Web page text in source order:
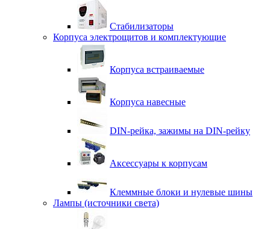
Стабилизаторы
Корпуса электрощитов и комплектующие
Корпуса встраиваемые
Корпуса навесные
DIN-рейка, зажимы на DIN-рейку
Аксессуары к корпусам
Клеммные блоки и нулевые шины
Лампы (источники света)